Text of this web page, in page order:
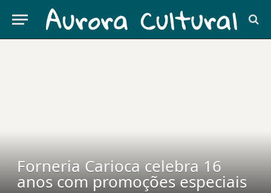
Forneria Carioca celebra 16
anos com promoções especiais